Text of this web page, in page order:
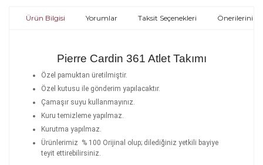
Ürün Bilgisi Yorumlar Taksit Seçenekleri Önerileriniz
Pierre Cardin 361 Atlet Takımı
Özel pamuktan üretilmiştir.
Özel kutusu ile gönderim yapılacaktır.
Çamaşır suyu kullanmayınız.
Kuru temizleme yapılmaz.
Kurutma yapılmaz.
Ürünlerimiz % 100 Orijinal olup; dilediğiniz yetkili bayiye
teyit ettirebilirsiniz.